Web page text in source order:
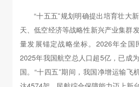
“十五五”规划明确提出培育壮大
天、低空经济等战略性新兴产业集群
量发展锚定战略坐标。2026年全国
2025年我国航空总人口超5亿，已成
国。“十四五”期间，我国净增运输飞